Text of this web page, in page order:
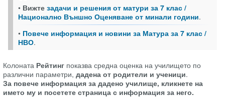
• Вижте задачи и решения от матури за 7 клас /
Национално Външно Оценяване от минали години.
• Повече информация и новини за Матура за 7 клас /
НВО.
Колоната Рейтинг показва средна оценка на училището по
различни параметри, дадена от родители и ученици.
За повече информация за дадено училище, кликнете на
името му и посетете страница с информация за него.